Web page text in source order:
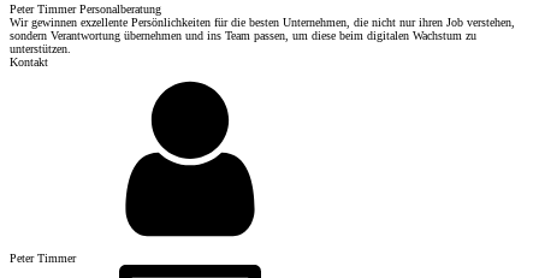
Peter Timmer Personalberatung
Wir gewinnen exzellente Persönlichkeiten für die besten Unternehmen, die nicht nur ihren Job verstehen,
sondern Verantwortung übernehmen und ins Team passen, um diese beim digitalen Wachstum zu
unterstützen.
Kontakt
Peter Timmer